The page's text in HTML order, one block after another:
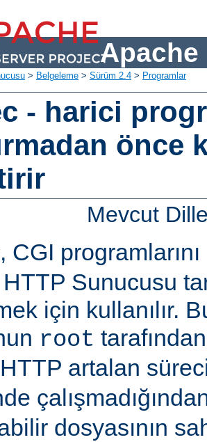
Apache
> Belgeleme > Sürüm 2.4 > Programlar
- harici
önce
Mevcut
, CGI
Sunucusu
için kullanılır.
root
artalan
dosyasının